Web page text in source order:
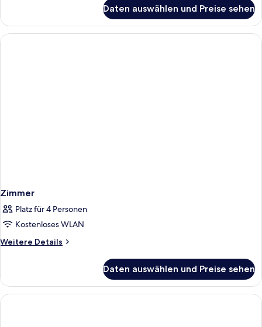
Zweibettzimmer
Daten auswählen und Preise sehen
Zimmer
Platz für 4 Personen
Kostenloses WLAN
Weitere Details
Weitere
Daten auswählen und Preise sehen